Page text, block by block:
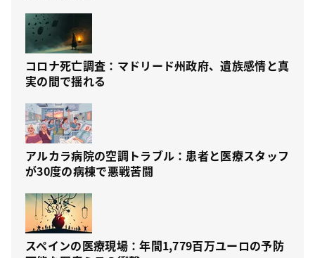
コロナ死亡調査：マドリード州政府、遺族感情と真
実の間で揺れる
アルカラ病院の空調トラブル：患者と医療スタッフ
が30度の病棟で悪戦苦闘
スペインの医療現場：年間1,779百万ユーロの予防